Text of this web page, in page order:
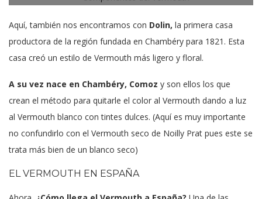
Aquí, también nos encontramos con Dolin, la primera casa
productora de la región fundada en Chambéry para 1821. Esta
casa creó un estilo de Vermouth más ligero y floral.
A su vez nace en Chambéry, Comoz y son ellos los que
crean el método para quitarle el color al Vermouth dando a luz
al Vermouth blanco con tintes dulces. (Aquí es muy importante
no confundirlo con el Vermouth seco de Noilly Prat pues este se
trata más bien de un blanco seco)
EL VERMOUTH EN ESPAÑA